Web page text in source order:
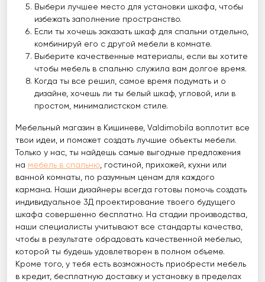
Выбери лучшее место для установки шкафа, чтобы
избежать заполнение пространство.
Если ты хочешь заказать шкаф для спальни отдельно,
комбинируй его с другой мебели в комнате.
Выберите качественные материалы, если вы хотите
чтобы мебель в спальню служила вам долгое время.
Когда ты все решил, самое время подумать и о
дизайне, хочешь ли ты белый шкаф, угловой, или в
простом, минималистском стиле.
Мебельный магазин в Кишиневе, Valdimobila воплотит все
твои идеи, и поможет создать лучшие объекты мебели.
Только у нас, ты найдешь самые выгодные предложения
на мебель в спальню, гостиной, прихожей, кухни или
ванной комнаты, по разумным ценам для каждого
кармана. Наши дизайнеры всегда готовы помочь создать
индивидуальное 3Д проектирование твоего будущего
шкафа совершенно бесплатно. На стадии производства,
наши специалисты учитывают все стандарты качества,
чтобы в результате обрадовать качественной мебелью,
которой ты будешь удовлетворен в полном объеме.
Кроме того, у тебя есть возможность приобрести мебель
в кредит, бесплатную доставку и установку в пределах